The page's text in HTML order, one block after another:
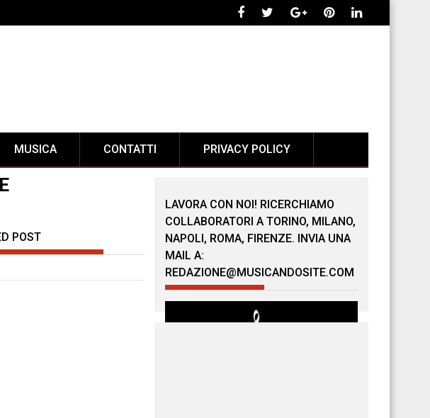
MUSICA CONTATTI PRIVACY POLICY
POST
LAVORA CON NOI! RICERCHIAMO
COLLABORATORI A TORINO, MILANO,
NAPOLI, ROMA, FIRENZE. INVIA UNA
MAIL A:
REDAZIONE@MUSICANDOSITE.COM